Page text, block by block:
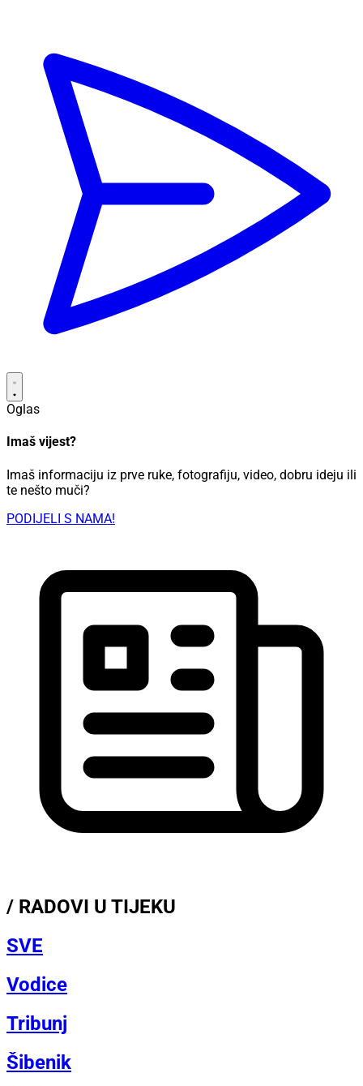
Oglas
Imaš vijest?
Imaš informaciju iz prve ruke, fotografiju, video, dobru ideju ili
te nešto muči?
PODIJELI S NAMA!
/ RADOVI U TIJEKU
SVE
Vodice
Tribunj
Šibenik